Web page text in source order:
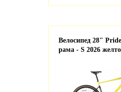
Велосипед 28"
рама - S 2026